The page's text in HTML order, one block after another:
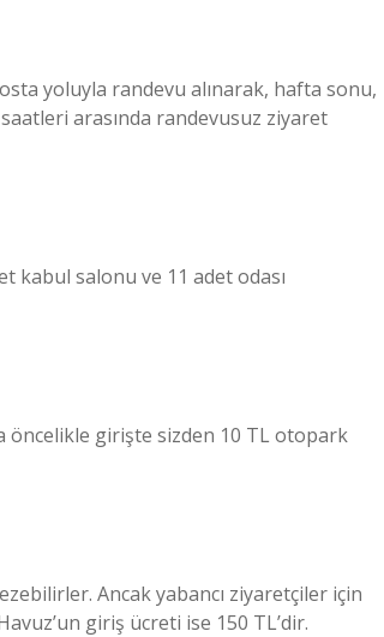
yoluyla randevu alınarak, hafta sonu,
arasında randevusuz ziyaret
kabul salonu ve 11 adet odası
öncelikle girişte sizden 10 TL otopark
Ancak yabancı ziyaretçiler için
giriş ücreti ise 150 TL’dir.